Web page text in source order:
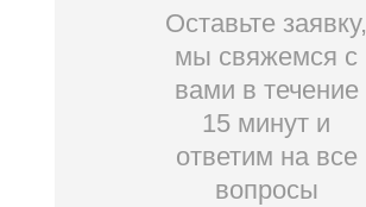
Оставьте заявку,
мы свяжемся с
вами в течение
15 минут и
ответим на все
вопросы